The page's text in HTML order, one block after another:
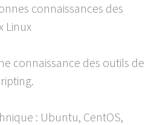
connaissances des
Linux
connaissance des outils de
: Ubuntu, CentOS,